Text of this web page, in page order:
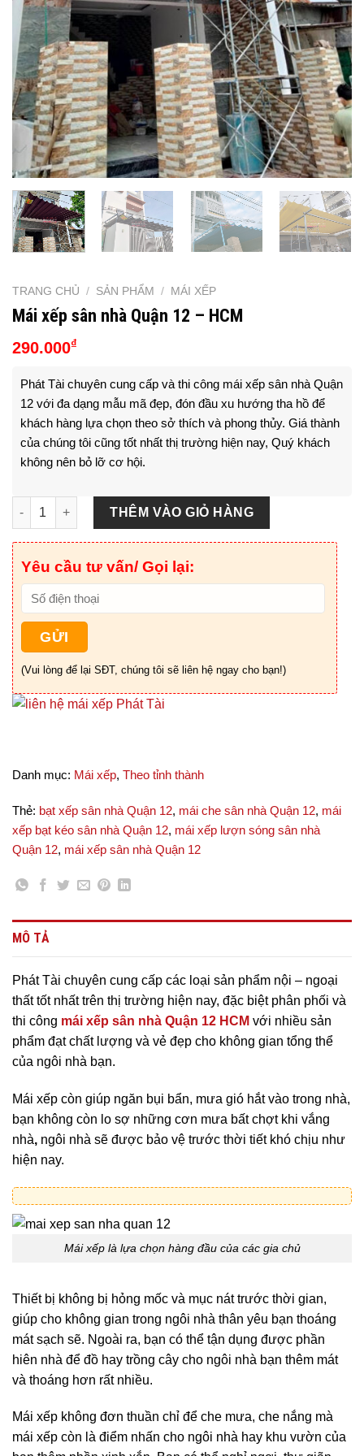
TRANG CHỦ / SẢN PHẨM / MÁI XẾP
Mái xếp sân nhà Quận 12 – HCM
290.000₫
Phát Tài chuyên cung cấp và thi công mái xếp sân nhà Quận
12 với đa dạng mẫu mã đẹp, đón đầu xu hướng tha hồ để
khách hàng lựa chọn theo sở thích và phong thủy. Giá thành
của chúng tôi cũng tốt nhất thị trường hiện nay, Quý khách
không nên bỏ lỡ cơ hội.
Mái xếp sân nhà Quận 12 - HCM số lượng
THÊM VÀO GIỎ HÀNG
Yêu cầu tư vấn/ Gọi lại:
(Vui lòng để lại SĐT, chúng tôi sẽ liên hệ ngay cho bạn!)
Danh mục: Mái xếp, Theo tỉnh thành
Thẻ: bạt xếp sân nhà Quận 12, mái che sân nhà Quận 12, mái
xếp bạt kéo sân nhà Quận 12, mái xếp lượn sóng sân nhà
Quận 12, mái xếp sân nhà Quận 12
MÔ TẢ
Phát Tài chuyên cung cấp các loại sản phẩm nội – ngoại
thất tốt nhất trên thị trường hiện nay, đặc biệt phân phối và
thi công mái xếp sân nhà Quận 12 HCM với nhiều sản
phẩm đạt chất lượng và vẻ đẹp cho không gian tổng thể
của ngôi nhà bạn.
Mái xếp còn giúp ngăn bụi bẩn, mưa gió hắt vào trong nhà,
bạn không còn lo sợ những cơn mưa bất chợt khi vắng
nhà, ngôi nhà sẽ được bảo vệ trước thời tiết khó chịu như
hiện nay.
Mái xếp là lựa chọn hàng đầu của các gia chủ
Thiết bị không bị hỏng mốc và mục nát trước thời gian,
giúp cho không gian trong ngôi nhà thân yêu bạn thoáng
mát sạch sẽ. Ngoài ra, bạn có thể tận dụng được phần
hiên nhà để đồ hay trồng cây cho ngôi nhà bạn thêm mát
và thoáng hơn rất nhiều.
Mái xếp không đơn thuần chỉ để che mưa, che nắng mà
mái xếp còn là điểm nhấn cho ngôi nhà hay khu vườn của